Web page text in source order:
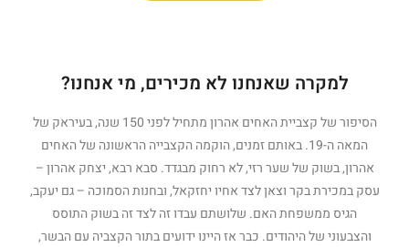
למקרה שאנחנו לא מכירים, מי אנחנו?
הסיפור של קצביית האחים אהרון מתחיל לפני 150 שנה, בעיראק של
המאה ה-19. באותם זמנים, הוקמה הקצבייה הראשונה של האחים
אהרון, בשוק של שער רזי, לא רחוק מבגדד. סבא רבא, יצחק אהרון –
עסק במכירת בקר וצאן לצד אחיו יחזקאל, ובחנות הסמוכה – גם יעקב,
הגיס ממשפחת האם. שלושתם עבדו זה לצד זה בשוק התוסס
והצבעוני של היהודים. כבר אז היינו ידועים בתור הקצביה עם הבשר,